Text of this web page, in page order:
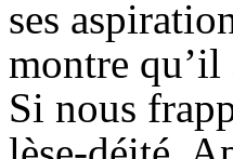
ses
montre qu’il
Si nous